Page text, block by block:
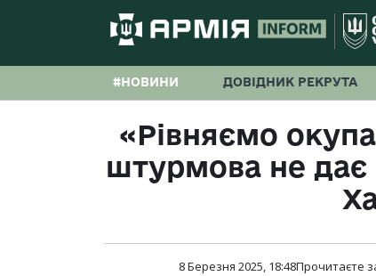
#НОВИНИ ДОВІДНИК РЕКРУТА
«Рівняємо
штурмова не дає
8 Березня 2025, 18:48Прочитаєте